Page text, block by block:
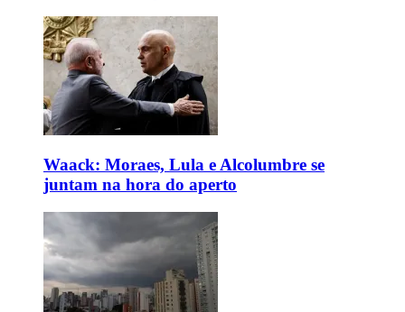
Waack: Moraes, Lula e Alcolumbre se
juntam na hora do aperto